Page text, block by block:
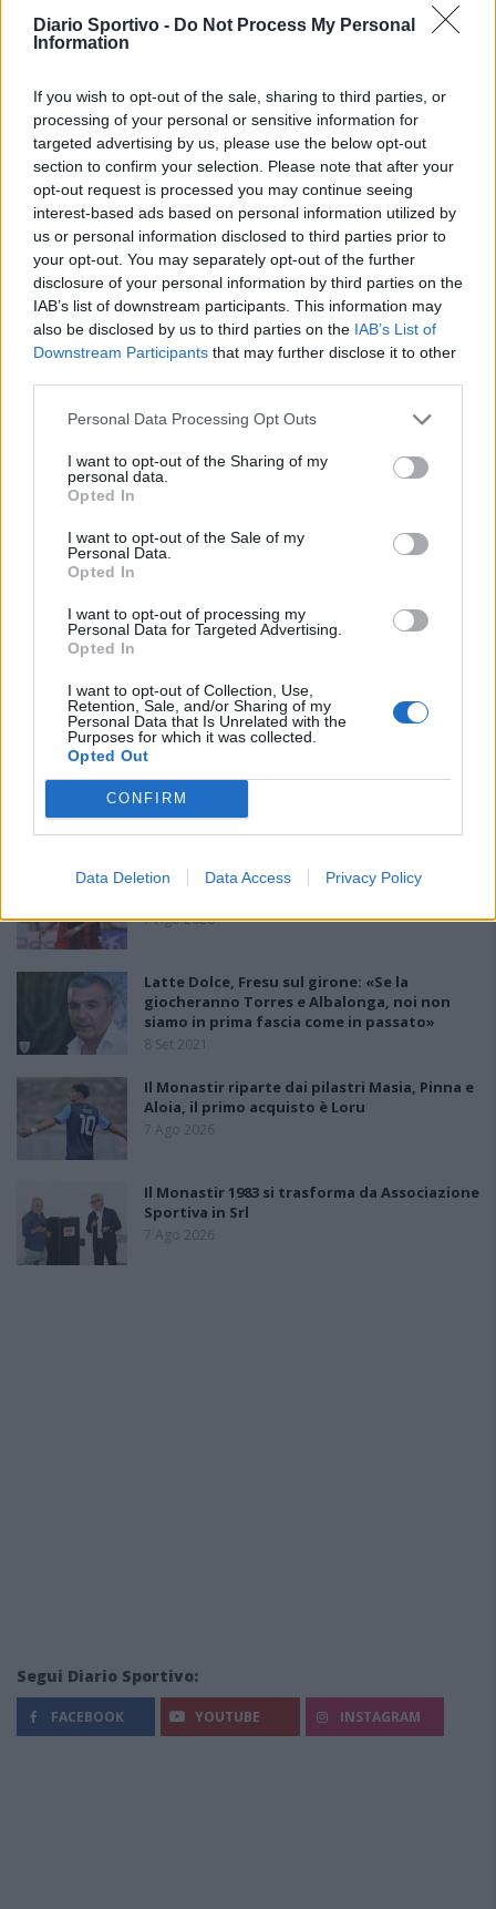
Diario Sportivo - Do Not Process My Personal
Information
If you wish to opt-out of the sale, sharing to third parties, or
processing of your personal or sensitive information for
targeted advertising by us, please use the below opt-out
section to confirm your selection. Please note that after your
opt-out request is processed you may continue seeing
interest-based ads based on personal information utilized by
us or personal information disclosed to third parties prior to
your opt-out. You may separately opt-out of the further
disclosure of your personal information by third parties on the
IAB’s list of downstream participants. This information may
also be disclosed by us to third parties on the IAB’s List of
Downstream Participants that may further disclose it to other
Personal Data Processing Opt Outs
I want to opt-out of the Sharing of my
personal data.
Opted In
I want to opt-out of the Sale of my
Personal Data.
Opted In
I want to opt-out of processing my
Personal Data for Targeted Advertising.
Opted In
I want to opt-out of Collection, Use,
Retention, Sale, and/or Sharing of my
Personal Data that Is Unrelated with the
Purposes for which it was collected.
Opted Out
CONFIRM
Data Deletion Data Access Privacy Policy
PIÙ LETTI OGGI
Carlucci, Bevilacqua, Solinas, Souare e Galic
7 Ago 2026
Gran colpo dell'Ossese, per la difesa c'è l'ex
7 Ago 2026
Latte Dolce, Fresu sul girone: «Se la
giocheranno Torres e Albalonga, noi non
siamo in prima fascia come in passato»
8 Set 2021
Il Monastir riparte dai pilastri Masia, Pinna e
Aloia, il primo acquisto è Loru
7 Ago 2026
Il Monastir 1983 si trasforma da Associazione
Sportiva in Srl
7 Ago 2026
Segui Diario Sportivo:
FACEBOOK YOUTUBE INSTAGRAM